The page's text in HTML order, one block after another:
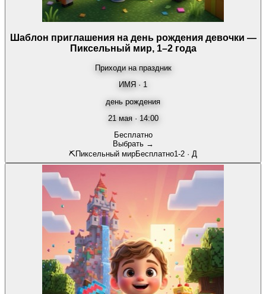
Шаблон приглашения на день рождения девочки —
Пиксельный мир, 1–2 года
Приходи на праздник
ИМЯ · 1
день рождения
21 мая · 14:00
Бесплатно
Выбрать →
⛏️Пиксельный мирБесплатно1-2 · Д